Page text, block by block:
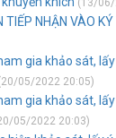
(13/06/
TIẾP NHẬN VÀO
gia khảo sát,
05/2022 20:05)
gia khảo sát,
05/2022 20:03)